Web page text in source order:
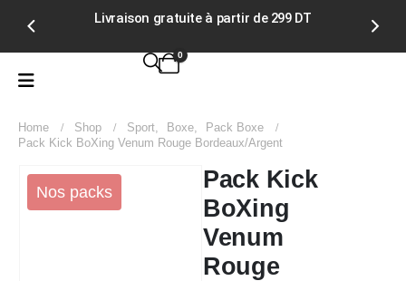
Livraison gratuite à partir de 299 DT
0
Home Shop Sport, Boxe,
Pack Boxe
Pack Kick BoXing Venum Rouge Bordeaux/Argent
Nos packs
Pack Kick
BoXing
Venum
Rouge